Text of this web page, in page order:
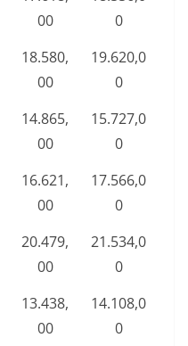
00
0
18.580,
00
19.620,0
0
14.865,
00
15.727,0
0
16.621,
00
17.566,0
0
20.479,
00
21.534,0
0
13.438,
00
14.108,0
0